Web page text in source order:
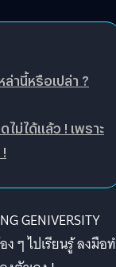
านี้หรือเปล่า ?
ม่ได้แล้ว ! เพราะ
GENIVERSITY
ง ๆ ไปเรียนรู้ ลงมือ